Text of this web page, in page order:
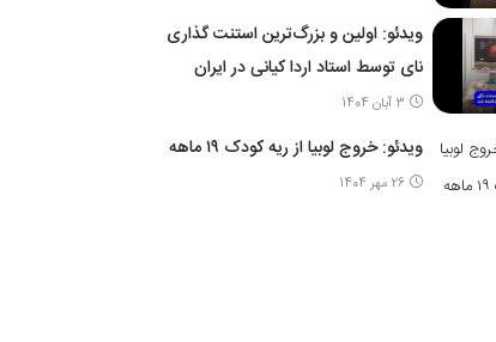
ویدئو: اولین و بزرگ‌ترین استنت گذاری
نای توسط استاد اردا کیانی در ایران
3 آبان 1404
ویدئو: خروج لوبیا از ریه کودک ۱۹ ماهه
26 مهر 1404